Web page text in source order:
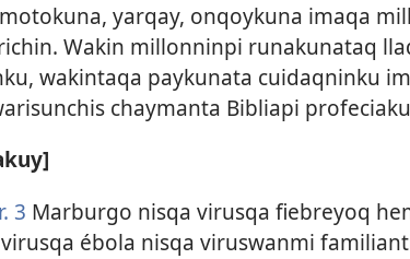
yarqay, onqoykuna imaqa
Wakin millonninpi runakunataq
wakintaqa paykunata cuidaqninku
chaymanta Bibliapi
3 Marburgo nisqa virusqa fiebreyoq
ébola nisqa viruswanmi